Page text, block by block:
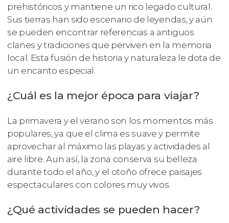
prehistóricos y mantiene un rico legado cultural.
Sus tierras han sido escenario de leyendas, y aún
se pueden encontrar referencias a antiguos
clanes y tradiciones que perviven en la memoria
local. Esta fusión de historia y naturaleza le dota de
un encanto especial.
¿Cuál es la mejor época para viajar?
La primavera y el verano son los momentos más
populares, ya que el clima es suave y permite
aprovechar al máximo las playas y actividades al
aire libre. Aun así, la zona conserva su belleza
durante todo el año, y el otoño ofrece paisajes
espectaculares con colores muy vivos.
¿Qué actividades se pueden hacer?